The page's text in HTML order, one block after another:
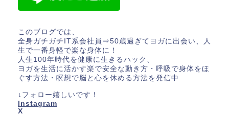
このブログでは、
全身ガチガチIT系会社員⇒50歳過ぎてヨガに出会い、人
生で一番身軽で楽な身体に！
人生100年時代を健康に生きるハック、
ヨガを生活に活かす楽で安全な動き方・呼吸で身体をほ
ぐす方法・瞑想で脳と心を休める方法を発信中
↓フォロー嬉しいです！
Instagram
X